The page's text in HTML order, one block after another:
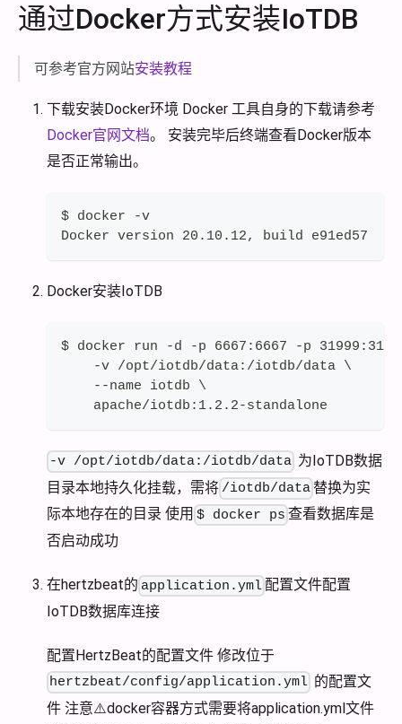
通过Docker方式安装IoTDB
可参考官方网站安装教程
下载安装Docker环境 Docker 工具自身的下载请参考
Docker官网文档。 安装完毕后终端查看Docker版本
是否正常输出。
$ docker -v
Docker version 20.10.12, build e91ed57
Docker安装IoTDB
$ docker run -d -p 6667:6667 -p
    -v /opt/iotdb/data:/iotdb/data \
    --name iotdb \
    apache/iotdb:1.2.2-standalone
-v /opt/iotdb/data:/iotdb/data 为IoTDB数据
目录本地持久化挂载，需将 /iotdb/data 替换为实
际本地存在的目录 使用 $ docker ps 查看数据库是
否启动成功
在hertzbeat的 application.yml 配置文件配置
IoTDB数据库连接
配置HertzBeat的配置文件 修改位于
hertzbeat/config/application.yml 的配置文
件 注意⚠️docker容器方式需要将application.yml文件